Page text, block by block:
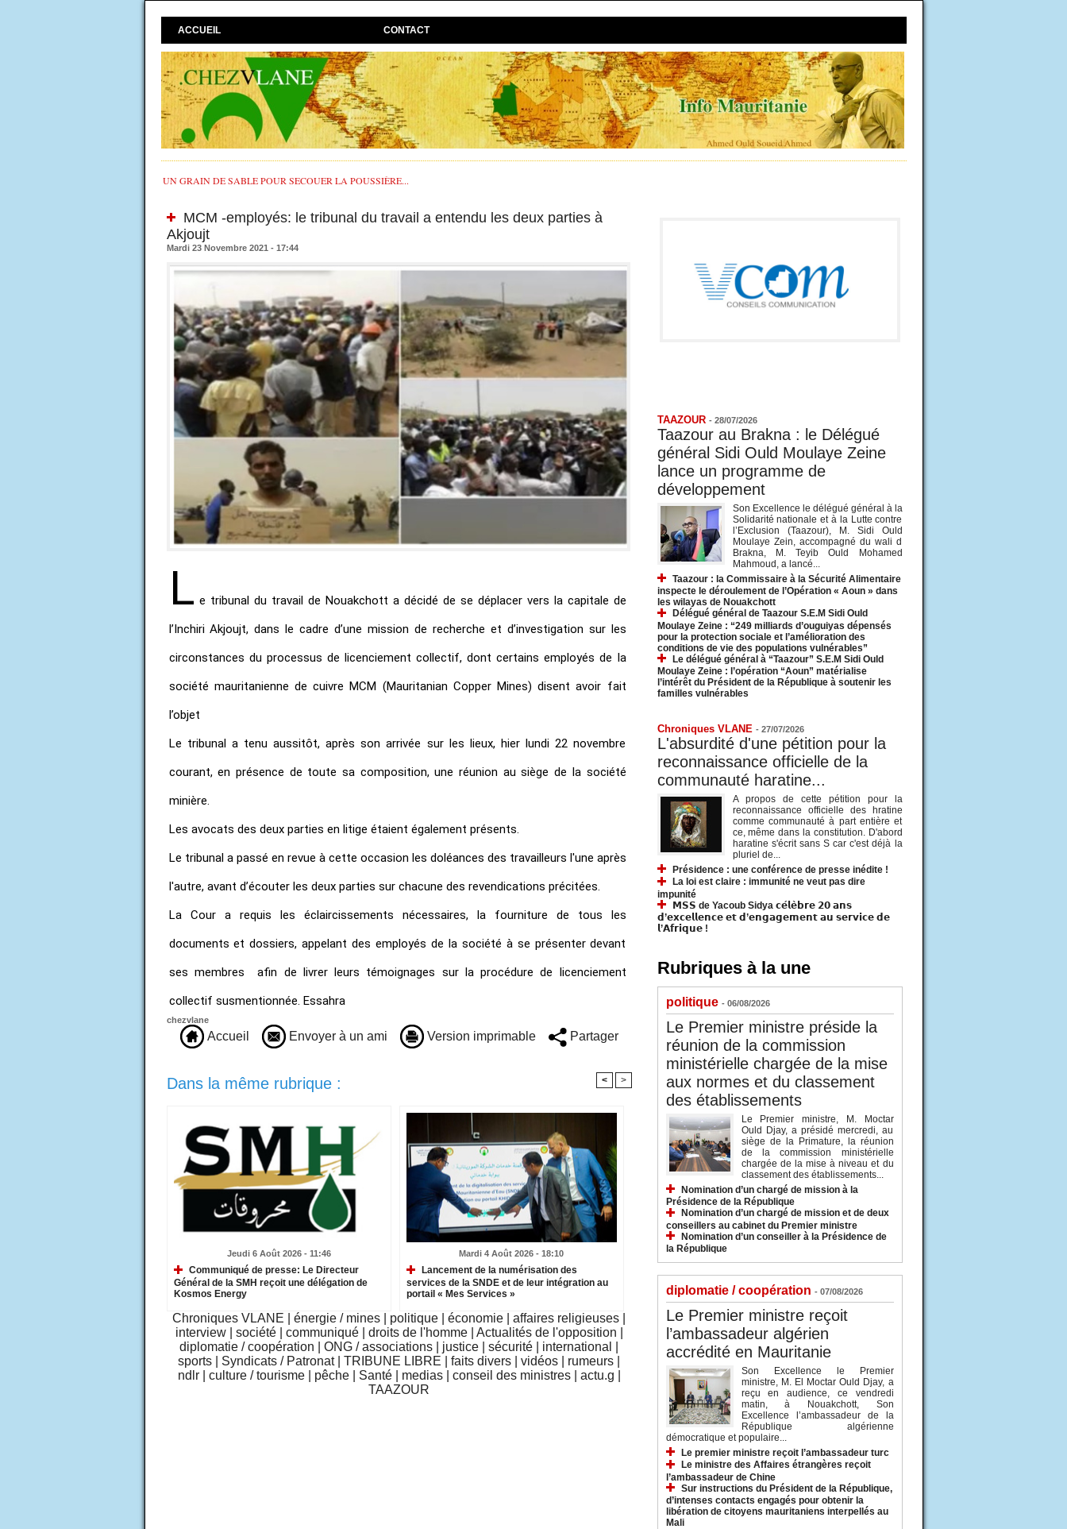
ACCUEIL CONTACT
UN GRAIN DE SABLE POUR SECOUER LA POUSSIÈRE...
MCM -employés: le tribunal du travail a entendu les deux parties à
Akjoujt
Mardi 23 Novembre 2021 - 17:44
L e tribunal du travail de Nouakchott a décidé de se déplacer vers la capitale de
l’Inchiri Akjoujt, dans le cadre d’une mission de recherche et d’investigation sur les
circonstances du processus de licenciement collectif, dont certains employés de la
société mauritanienne de cuivre MCM (Mauritanian Copper Mines) disent avoir fait
l’objet
Le tribunal a tenu aussitôt, après son arrivée sur les lieux, hier lundi 22 novembre
courant, en présence de toute sa composition, une réunion au siège de la société
minière.
Les avocats des deux parties en litige étaient également présents.
Le tribunal a passé en revue à cette occasion les doléances des travailleurs l'une après
l'autre, avant d’écouter les deux parties sur chacune des revendications précitées.
La Cour a requis les éclaircissements nécessaires, la fourniture de tous les
documents et dossiers, appelant des employés de la société à se présenter devant
ses membres afin de livrer leurs témoignages sur la procédure de licenciement
collectif susmentionnée. Essahra
chezvlane
Accueil Envoyer à un ami Version imprimable Partager
Dans la même rubrique : < >
Jeudi 6 Août 2026 - 11:46
Communiqué de presse: Le Directeur
Général de la SMH reçoit une délégation de
Kosmos Energy
Mardi 4 Août 2026 - 18:10
Lancement de la numérisation des
services de la SNDE et de leur intégration au
portail « Mes Services »
Chroniques VLANE énergie / mines politique économie affaires religieuses
interview
société communiqué droits de l'homme Actualités de l'opposition
diplomatie / coopération
ONG / associations justice sécurité international
sports
Syndicats / Patronat TRIBUNE LIBRE faits divers vidéos rumeurs
ndlr
culture / tourisme pêche Santé medias conseil des ministres actu.g
TAAZOUR
TAAZOUR - 28/07/2026
Taazour au Brakna : le Délégué
général Sidi Ould Moulaye Zeine
lance un programme de
développement
Son Excellence le délégué général à la
Solidarité nationale et à la Lutte contre
l’Exclusion (Taazour), M. Sidi Ould
Moulaye Zein, accompagné du wali d
Brakna, M. Teyib Ould Mohamed
Mahmoud, a lancé...
Taazour : la Commissaire à la Sécurité Alimentaire
inspecte le déroulement de l’Opération « Aoun » dans
les wilayas de Nouakchott
Délégué général de Taazour S.E.M Sidi Ould
Moulaye Zeine : “249 milliards d’ouguiyas dépensés
pour la protection sociale et l’amélioration des
conditions de vie des populations vulnérables”
Le délégué général à “Taazour” S.E.M Sidi Ould
Moulaye Zeine : l’opération “Aoun” matérialise
l’intérêt du Président de la République à soutenir les
familles vulnérables
Chroniques VLANE - 27/07/2026
L'absurdité d'une pétition pour la
reconnaissance officielle de la
communauté haratine...
A propos de cette pétition pour la
reconnaissance officielle des hratine
comme communauté à part entière et
ce, même dans la constitution. D'abord
haratine s'écrit sans S car c'est déjà la
pluriel de...
Présidence : une conférence de presse inédite !
La loi est claire : immunité ne veut pas dire
impunité
𝗠𝗦𝗦 de Yacoub Sidya 𝗰𝗲́𝗹𝗲̀𝗯𝗿𝗲 𝟮𝟬 𝗮𝗻𝘀
𝗱’𝗲𝘅𝗰𝗲𝗹𝗹𝗲𝗻𝗰𝗲 𝗲𝘁 𝗱’𝗲𝗻𝗴𝗮𝗴𝗲𝗺𝗲𝗻𝘁 𝗮𝘂 𝘀𝗲𝗿𝘃𝗶𝗰𝗲 𝗱𝗲
𝗹’𝗔𝗳𝗿𝗶𝗾𝘂𝗲 !
Rubriques à la une
politique - 06/08/2026
Le Premier ministre préside la
réunion de la commission
ministérielle chargée de la mise
aux normes et du classement
des établissements
Le Premier ministre, M. Moctar
Ould Djay, a présidé mercredi, au
siège de la Primature, la réunion
de la commission ministérielle
chargée de la mise à niveau et du
classement des établissements...
Nomination d’un chargé de mission à la
Présidence de la République
Nomination d’un chargé de mission et de deux
conseillers au cabinet du Premier ministre
Nomination d’un conseiller à la Présidence de
la République
diplomatie / coopération - 07/08/2026
Le Premier ministre reçoit
l’ambassadeur algérien
accrédité en Mauritanie
Son Excellence le Premier
ministre, M. El Moctar Ould Djay, a
reçu en audience, ce vendredi
matin, à Nouakchott, Son
Excellence l’ambassadeur de la
République algérienne
démocratique et populaire...
Le premier ministre reçoit l’ambassadeur turc
Le ministre des Affaires étrangères reçoit
l’ambassadeur de Chine
Sur instructions du Président de la République,
d’intenses contacts engagés pour obtenir la
libération de citoyens mauritaniens interpellés au
Mali